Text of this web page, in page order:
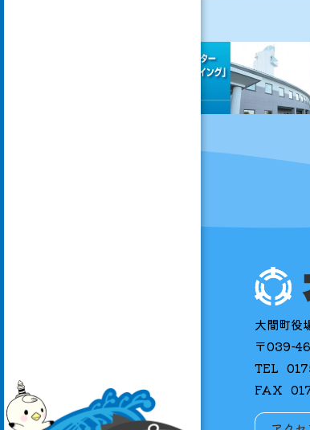
大間町役
〒039-
TEL
FAX